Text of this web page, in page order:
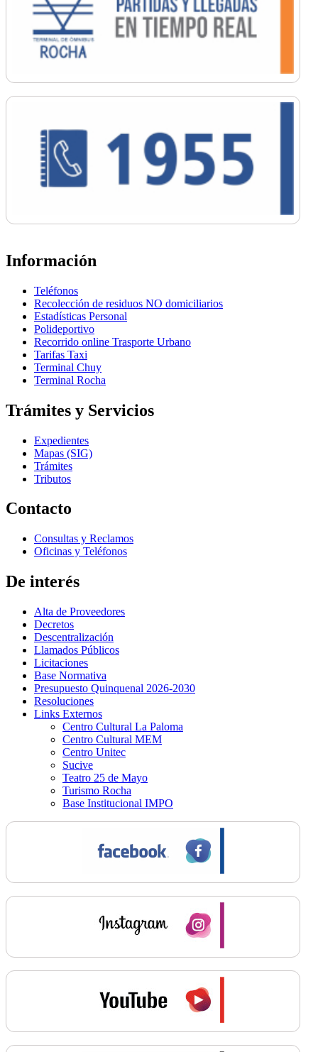
Información
Teléfonos
Recolección de residuos NO domiciliarios
Estadísticas Personal
Polideportivo
Recorrido online Trasporte Urbano
Tarifas Taxi
Terminal Chuy
Terminal Rocha
Trámites y Servicios
Expedientes
Mapas (SIG)
Trámites
Tributos
Contacto
Consultas y Reclamos
Oficinas y Teléfonos
De interés
Alta de Proveedores
Decretos
Descentralización
Llamados Públicos
Licitaciones
Base Normativa
Presupuesto Quinquenal 2026-2030
Resoluciones
Links Externos
Centro Cultural La Paloma
Centro Cultural MEM
Centro Unitec
Sucive
Teatro 25 de Mayo
Turismo Rocha
Base Institucional IMPO